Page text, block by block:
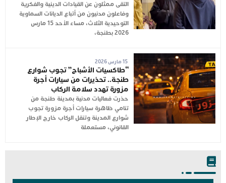
التقى ممثلون عن القيادات الدينية والفكرية
وفاعلون مدنيون من أتباع الديانات السماوية
التوحيدية الثلاث، مساء الأحد 15 مارس
2026 بطنجة،
15 مارس 2026
“طاكسيات الأشباح” تجوب شوارع
طنجة.. تحذيرات من سيارات أجرة
مزورة تهدد سلامة الركاب
حذرت فعاليات مدنية بمدينة طنجة من
تنامي ظاهرة سيارات أجرة مزورة تجوب
شوارع المدينة وتنقل الركاب خارج الإطار
القانوني، مستعملة